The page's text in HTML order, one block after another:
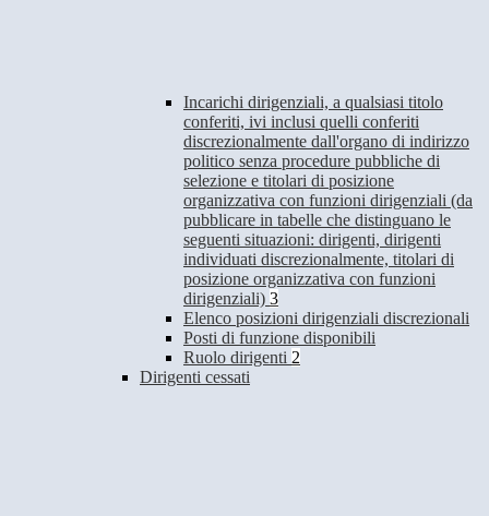
Incarichi dirigenziali, a qualsiasi titolo
conferiti, ivi inclusi quelli conferiti
discrezionalmente dall'organo di indirizzo
politico senza procedure pubbliche di
selezione e titolari di posizione
organizzativa con funzioni dirigenziali (da
pubblicare in tabelle che distinguano le
seguenti situazioni: dirigenti, dirigenti
individuati discrezionalmente, titolari di
posizione organizzativa con funzioni
dirigenziali) 3
Elenco posizioni dirigenziali discrezionali
Posti di funzione disponibili
Ruolo dirigenti 2
Dirigenti cessati